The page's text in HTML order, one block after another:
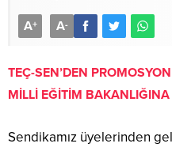
A+ A-
TEÇ-SEN’DEN
MİLLİ EĞİTİM
Sendikamız üyelerinden